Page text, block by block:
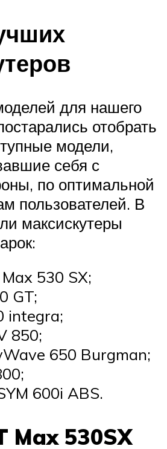
для нашего
отобрать
модели,
себя с
по оптимальной
пользователей. В
максискутеры
530 SX;
GT;
integra;
850;
650 Burgman;
600i ABS.
Max 530SX